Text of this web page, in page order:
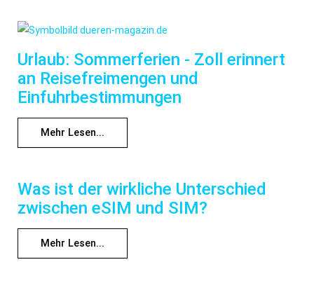
Urlaub: Sommerferien - Zoll erinnert
an Reisefreimengen und
Einfuhrbestimmungen
Mehr Lesen...
Was ist der wirkliche Unterschied
zwischen eSIM und SIM?
Mehr Lesen...